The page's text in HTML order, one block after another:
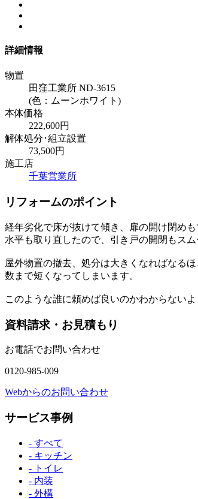
詳細情報
物置
田窪工業所 ND-3615
(色：ムーンホワイト)
本体価格
222,600円
解体処分･組立設置
73,500円
施工店
千葉営業所
リフォームのポイント
経年劣化で床が抜けて傾き、扉の開け閉め
水平も取り直したので、引き戸の開閉もス
屋外物置の撤去、処分は大きくなればなる
数まで短くなってしまいます。
このような誰に頼めば良いのかわからない
資料請求・お見積もり
お電話でお問い合わせ
0120-985-009
Webからのお問い合わせ
サービス事例
- すべて
- キッチン
- トイレ
- 内装
- 外構